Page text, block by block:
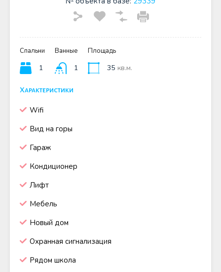
Спальни
1
Ванные
1
Площадь
35 кв.м.
Характеристики
Wifi
Вид на горы
Гараж
Кондиционер
Лифт
Мебель
Новый дом
Охранная сигнализация
Рядом школа